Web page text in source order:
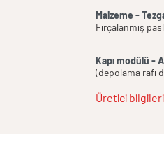
Malzeme -
Fırçalanmış
Kapı modülü -
(depolama rafı
Üretici bilgileri